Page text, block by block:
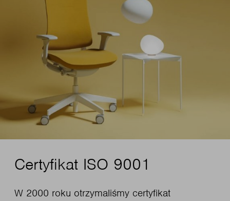
Certyfikat ISO 9001
W 2000 roku otrzymaliśmy certyfikat